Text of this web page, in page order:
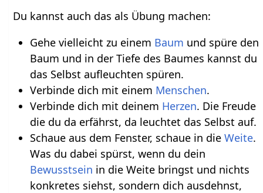
Du kannst auch das als Übung machen:
Gehe vielleicht zu einem Baum und spüre den
Baum und in der Tiefe des Baumes kannst du
das Selbst aufleuchten spüren.
Verbinde dich mit einem Menschen.
Verbinde dich mit deinem Herzen. Die Freude
die du da erfährst, da leuchtet das Selbst auf.
Schaue aus dem Fenster, schaue in die Weite.
Was du dabei spürst, wenn du dein
Bewusstsein in die Weite bringst und nichts
konkretes siehst, sondern dich ausdehnst,